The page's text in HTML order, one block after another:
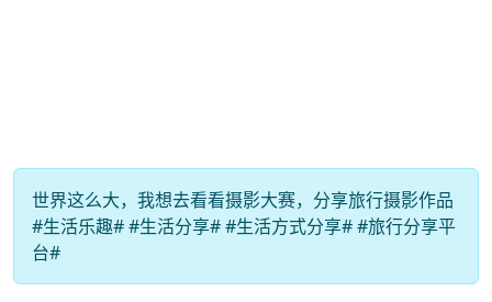
世界这么大，我想去看看摄影大赛，分享旅行摄影作品
#生活乐趣# #生活分享# #生活方式分享# #旅行分享平
台#